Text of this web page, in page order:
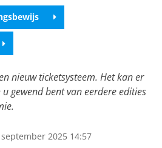
nieuw ticketsysteem. Het kan er
gewend bent van eerdere edities
september 2025 14:57